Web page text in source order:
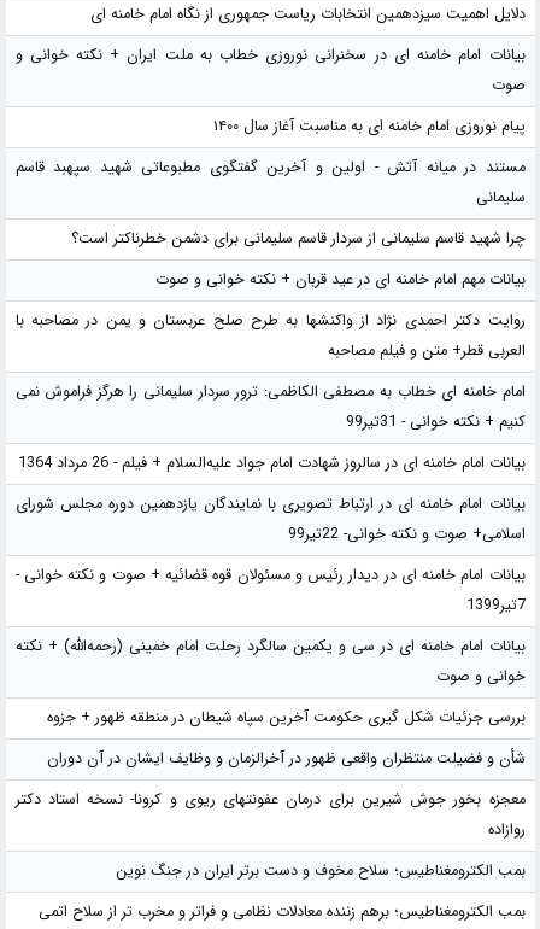
دلایل اهمیت سیزدهمین انتخابات ریاست جمهوری از نگاه امام خامنه ای
بیانات امام خامنه ای در سخنرانی نوروزی خطاب به ملت ایران + نکته خوانی و
صوت
پیام نوروزی امام خامنه ای به مناسبت آغاز سال ۱۴۰۰
مستند در میانه آتش - اولین و آخرین گفتگوی مطبوعاتی شهید سپهبد قاسم
سلیمانی
چرا شهید قاسم سلیمانی از سردار قاسم سلیمانی برای دشمن خطرناکتر است؟
بیانات مهم امام خامنه ای در عید قربان + نکته خوانی و صوت
روایت دکتر احمدی نژاد از واکنشها به طرح صلح عربستان و یمن در مصاحبه با
العربی قطر+ متن و فیلم مصاحبه
امام خامنه ای خطاب به مصطفی الکاظمی: ترور سردار سلیمانی را هرگز فراموش نمی
کنیم + نکته خوانی - 31تیر99
بیانات امام خامنه ای در سالروز شهادت امام جواد علیه‌السلام + فیلم - 26 مرداد 1364
بیانات امام خامنه ای در ارتباط تصویری با نمایندگان یازدهمین دوره مجلس شورای
اسلامی+ صوت و نکته خوانی- 22تیر99
بیانات امام خامنه ای در دیدار رئیس و مسئولان قوه قضائیه + صوت و نکته خوانی -
7تیر1399
بیانات امام خامنه ای در سی و یکمین سالگرد رحلت امام خمینی (رحمه‌الله) + نکته
خوانی و صوت
بررسی جزئیات شکل گیری حکومت آخرین سپاه شیطان در منطقه ظهور + جزوه
شأن و فضیلت منتظران واقعی ظهور در آخرالزمان و وظایف ایشان در آن دوران
معجزه بخور جوش شیرین برای درمان عفونتهای ریوی و کرونا- نسخه استاد دکتر
روازاده
بمب الکترومغناطیس؛ سلاح مخوف و دست برتر ایران در جنگ نوین
بمب الکترومغناطیس؛ برهم زننده معادلات نظامی و فراتر و مخرب تر از سلاح اتمی